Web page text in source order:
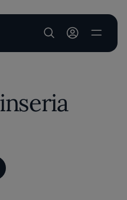
User account